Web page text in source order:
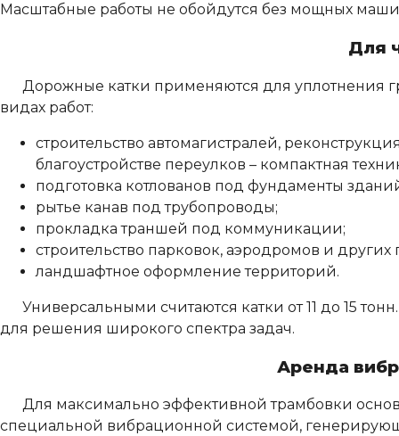
Масштабные работы не обойдутся без мощных
Для
Дорожные катки применяются для уплотнения
видах работ:
строительство автомагистралей,
благоустройстве переулков – компактная
подготовка котлованов под фундаменты
рытье канав под трубопроводы;
прокладка траншей под коммуникации;
строительство парковок, аэродромов и
ландшафтное оформление территорий.
Универсальными считаются катки от 11 до 15
для решения широкого спектра задач.
Аренда
Для максимально эффективной трамбовки
специальной вибрационной системой,